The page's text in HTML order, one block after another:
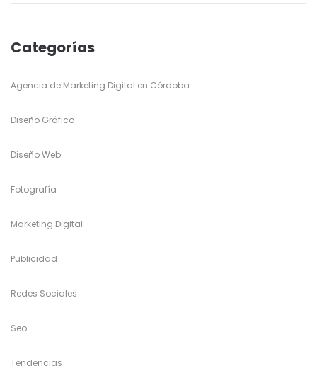
Categorías
Agencia de Marketing Digital en Córdoba
Diseño Gráfico
Diseño Web
Fotografía
Marketing Digital
Publicidad
Redes Sociales
Seo
Tendencias